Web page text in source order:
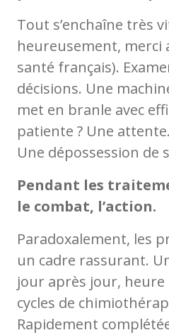
Tout s’enchaîne très
heureusement, merci
santé français).
décisions. Une
met en branle avec
patiente ? Une
Une dépossession de
Pendant les
le combat, l’action.
Paradoxalement, les
un cadre rassurant.
jour après jour,
cycles de
Rapidement